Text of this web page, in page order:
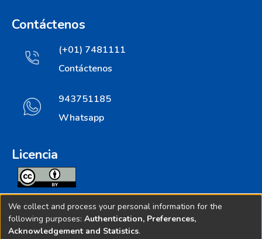
Contáctenos
(+01) 7481111
Contáctenos
943751185
Whatsapp
Licencia
Todos los contenidos de repositorio.ins.gob.pe estan
licenciados bajo
Creative Commoms License
We collect and process your personal information for the
following purposes: Authentication, Preferences,
Acknowledgement and Statistics.